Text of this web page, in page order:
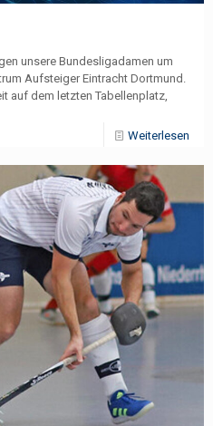
unsere Bundesligadamen um
Aufsteiger Eintracht Dortmund.
auf dem letzten Tabellenplatz,
Weiterlesen